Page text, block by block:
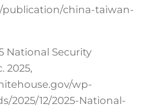
publication/china-taiwan-
National Security
2025,
wp-
2025/12/2025-National-